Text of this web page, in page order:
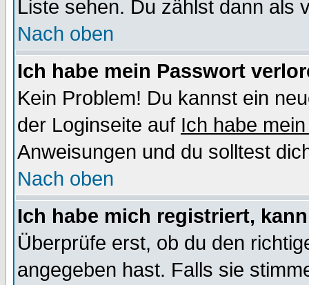
Liste sehen. Du zählst dann als
Nach oben
Ich habe mein Passwort
Kein Problem! Du kannst ein
der Loginseite auf Ich habe
Anweisungen und du solltest
Nach oben
Ich habe mich registriert,
Überprüfe erst, ob du den
angegeben hast. Falls sie